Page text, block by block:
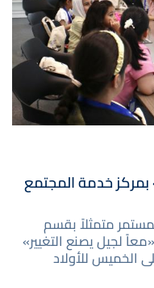
بمركز خدمة المجتمع
متمثلاً بقسم
لجيل يصنع التغيير»
إلى الخميس للأولاد